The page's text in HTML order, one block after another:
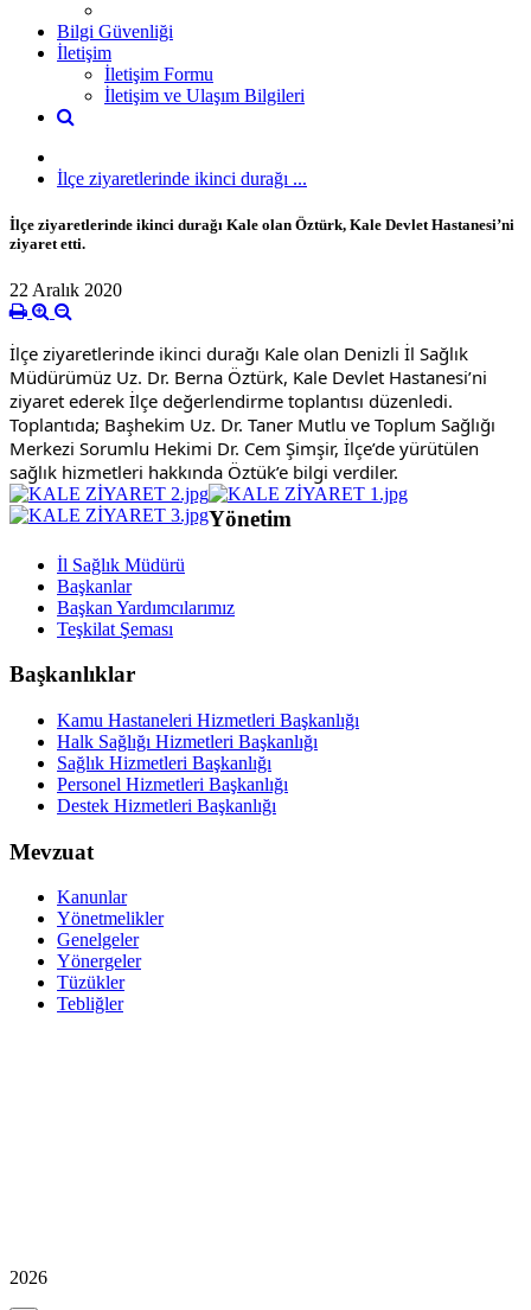
Bilgi Güvenliği
İletişim
İletişim Formu
İletişim ve Ulaşım Bilgileri
İlçe ziyaretlerinde ikinci durağı ...
İlçe ziyaretlerinde ikinci durağı Kale olan Öztürk, Kale Devlet Hastanesi’ni
ziyaret etti.
22 Aralık 2020
İlçe ziyaretlerinde ikinci durağı Kale olan Denizli İl Sağlık
Müdürümüz Uz. Dr. Berna Öztürk, Kale Devlet Hastanesi’ni
ziyaret ederek İlçe değerlendirme toplantısı düzenledi.
Toplantıda; Başhekim Uz. Dr. Taner Mutlu ve Toplum Sağlığı
Merkezi Sorumlu Hekimi Dr. Cem Şimşir, İlçe’de yürütülen
sağlık hizmetleri hakkında Öztük’e bilgi verdiler.
Yönetim
İl Sağlık Müdürü
Başkanlar
Başkan Yardımcılarımız
Teşkilat Şeması
Başkanlıklar
Kamu Hastaneleri Hizmetleri Başkanlığı
Halk Sağlığı Hizmetleri Başkanlığı
Sağlık Hizmetleri Başkanlığı
Personel Hizmetleri Başkanlığı
Destek Hizmetleri Başkanlığı
Mevzuat
Kanunlar
Yönetmelikler
Genelgeler
Yönergeler
Tüzükler
Tebliğler
2026